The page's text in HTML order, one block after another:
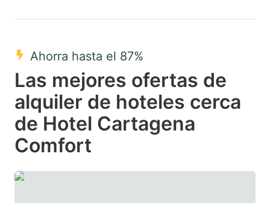
Ahorra hasta el 87%
Las mejores ofertas de
alquiler de hoteles cerca
de Hotel Cartagena
Comfort